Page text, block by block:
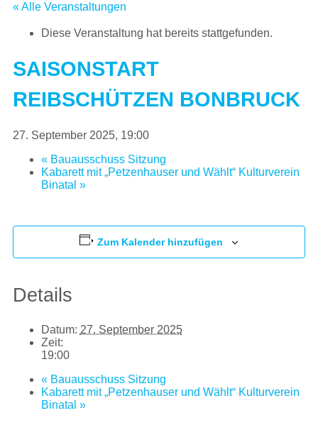
« Alle Veranstaltungen
Diese Veranstaltung hat bereits stattgefunden.
SAISONSTART
REIBSCHÜTZEN BONBRUCK
27. September 2025, 19:00
«Bauausschuss Sitzung
Kabarett mit „Petzenhauser und Wählt“ Kulturverein
Binatal »
Zum Kalender hinzufügen
Details
Datum: 27. September 2025
Zeit:
19:00
«Bauausschuss Sitzung
Kabarett mit „Petzenhauser und Wählt“ Kulturverein
Binatal »